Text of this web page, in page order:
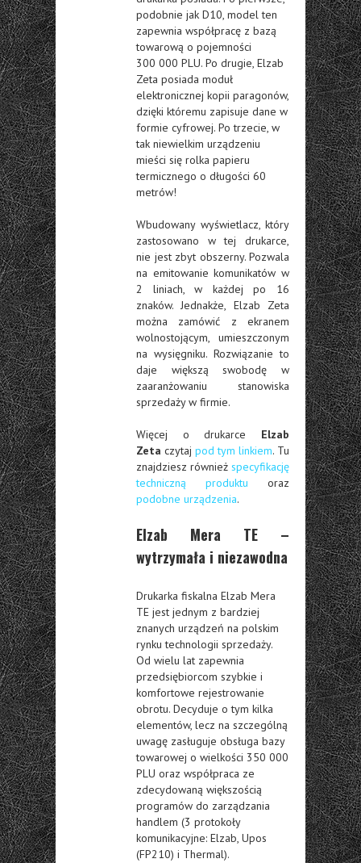
podobnie jak D10, model ten
zapewnia współpracę z bazą
towarową o pojemności
300 000 PLU. Po drugie, Elzab
Zeta posiada moduł
elektronicznej kopii paragonów,
dzięki któremu zapisuje dane w
formie cyfrowej. Po trzecie, w
tak niewielkim urządzeniu
mieści się rolka papieru
termicznego o długości 60
metrów!
Wbudowany wyświetlacz, który
zastosowano w tej drukarce,
nie jest zbyt obszerny. Pozwala
na emitowanie komunikatów w
2 liniach, w każdej po 16
znaków. Jednakże, Elzab Zeta
można zamówić z ekranem
wolnostojącym, umieszczonym
na wysięgniku. Rozwiązanie to
daje większą swobodę w
zaaranżowaniu stanowiska
sprzedaży w firmie.
Więcej o drukarce Elzab
Zeta czytaj pod tym linkiem. Tu
znajdziesz również specyfikację
techniczną produktu oraz
podobne urządzenia.
Elzab Mera TE –
wytrzymała i niezawodna
Drukarka fiskalna Elzab Mera
TE jest jednym z bardziej
znanych urządzeń na polskim
rynku technologii sprzedaży.
Od wielu lat zapewnia
przedsiębiorcom szybkie i
komfortowe rejestrowanie
obrotu. Decyduje o tym kilka
elementów, lecz na szczególną
uwagę zasługuje obsługa bazy
towarowej o wielkości 350 000
PLU oraz współpraca ze
zdecydowaną większością
programów do zarządzania
handlem (3 protokoły
komunikacyjne: Elzab, Upos
(FP210) i Thermal).